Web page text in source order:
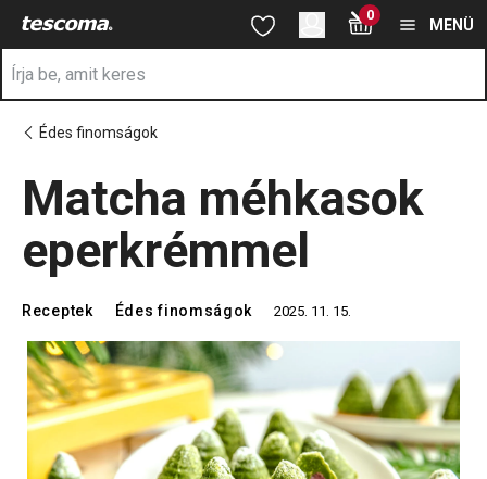
A Matcha méhkasok eperkrémmel oldalon tartózkodik
Ugrás a fő tartalomhoz
Ugrás a kereséshez
Ugrás a navigációhoz 0
MENÜ
Édes finomságok
Matcha méhkasok
eperkrémmel
Receptek Édes finomságok 2025. 11. 15.